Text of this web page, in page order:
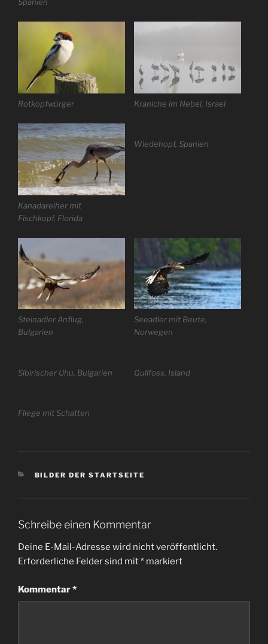
Rotkopfwürger Kraniche im Nebel, Israel
Kanadareiher mit
Fischkopf, Florida
Wiedehopf, Spanien
Steinadler Anflug,
Bulgarien
Seeadler mit Beute,
Norwegen
Sibirischer Uhu, Bulgarien Gullfoss, Island
Fliege mit Schatten
KATEGORIEN
BILDER DER STARTSEITE
Schreibe einen Kommentar
Deine E-Mail-Adresse wird nicht veröffentlicht.
Erforderliche Felder sind mit* markiert
Kommentar*